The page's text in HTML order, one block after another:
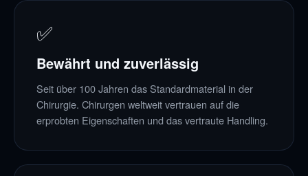
✅
Bewährt und zuverlässig
Seit über 100 Jahren das Standardmaterial in der
Chirurgie. Chirurgen weltweit vertrauen auf die
erprobten Eigenschaften und das vertraute Handling.